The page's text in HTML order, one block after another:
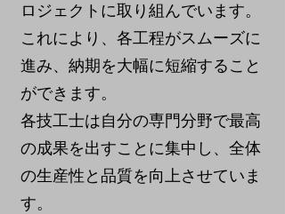
ロジェクトに取り組んでいます。
これにより、各工程がスムーズに
進み、納期を大幅に短縮すること
ができます。
各技工士は自分の専門分野で最高
の成果を出すことに集中し、全体
の生産性と品質を向上させていま
す。